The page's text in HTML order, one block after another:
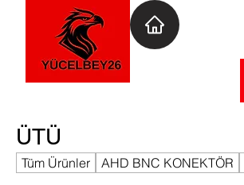
ÜTÜ
Tüm Ürünler AHD BNC KONEKTÖR